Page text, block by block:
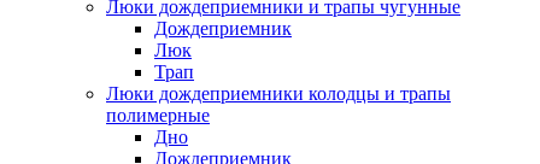
Люки дождеприемники и трапы чугунные
Дождеприемник
Люк
Трап
Люки дождеприемники колодцы и трапы
полимерные
Дно
Дождеприемник